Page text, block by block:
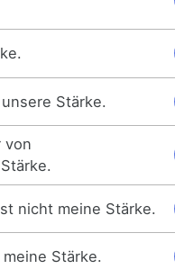
Stärke.
von
nicht meine Stärke.
Stärke.